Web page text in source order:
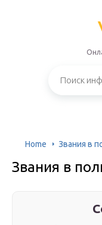
Home Звания в
Звания в